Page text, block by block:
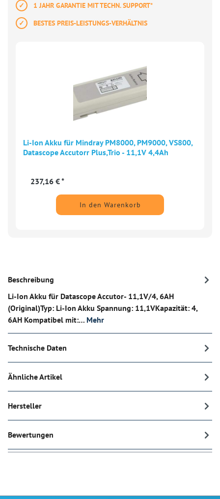
1 JAHR GARANTIE MIT TECHN. SUPPORT*
BESTES PREIS-LEISTUNGS-VERHÄLTNIS
Li-Ion Akku für Mindray PM8000, PM9000, VS800,
Datascope Accutorr Plus,Trio - 11,1V 4,4Ah
237,16 € *
In den Warenkorb
Beschreibung
Li-Ion Akku für Datascope Accutor- 11,1V/4, 6AH
(Original)Typ: Li-Ion Akku Spannung: 11,1VKapazität: 4,
6AH Kompatibel mit:… Mehr
Technische Daten
Ähnliche Artikel
Hersteller
Bewertungen